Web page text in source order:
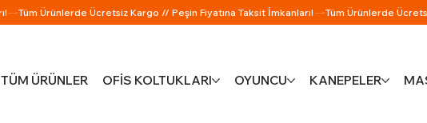
TÜM ÜRÜNLER OFİS KOLTUKLARI OYUNCU KANEPELER